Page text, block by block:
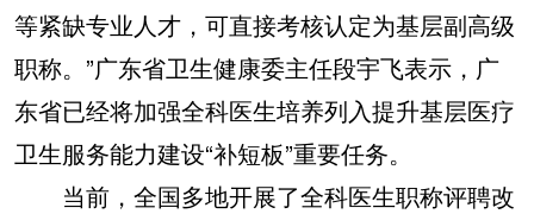
等紧缺专业人才，可直接考核认定为基层副高级
职称。”广东省卫生健康委主任段宇飞表示，广
东省已经将加强全科医生培养列入提升基层医疗
卫生服务能力建设“补短板”重要任务。
当前，全国多地开展了全科医生职称评聘改